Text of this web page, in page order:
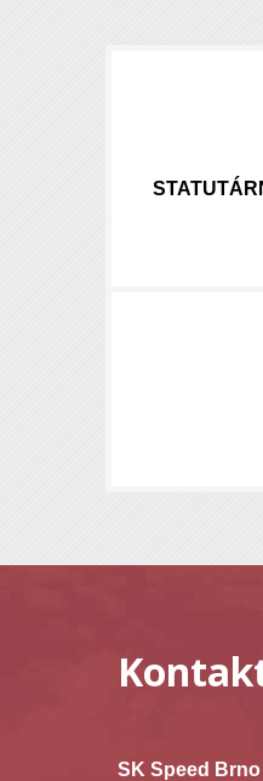
SK Speed Brno